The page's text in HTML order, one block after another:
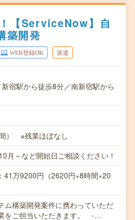
【ServiceNow】自
築開発
WEB登録OK 派遣
宿駅から徒歩8分／南新宿駅から
） ※残業ほぼなし
～など開始日ご相談ください！
万9200円（2620円×8時間×20
ム構築開発案件に携わっていただ
をご担当いただきます。 -…